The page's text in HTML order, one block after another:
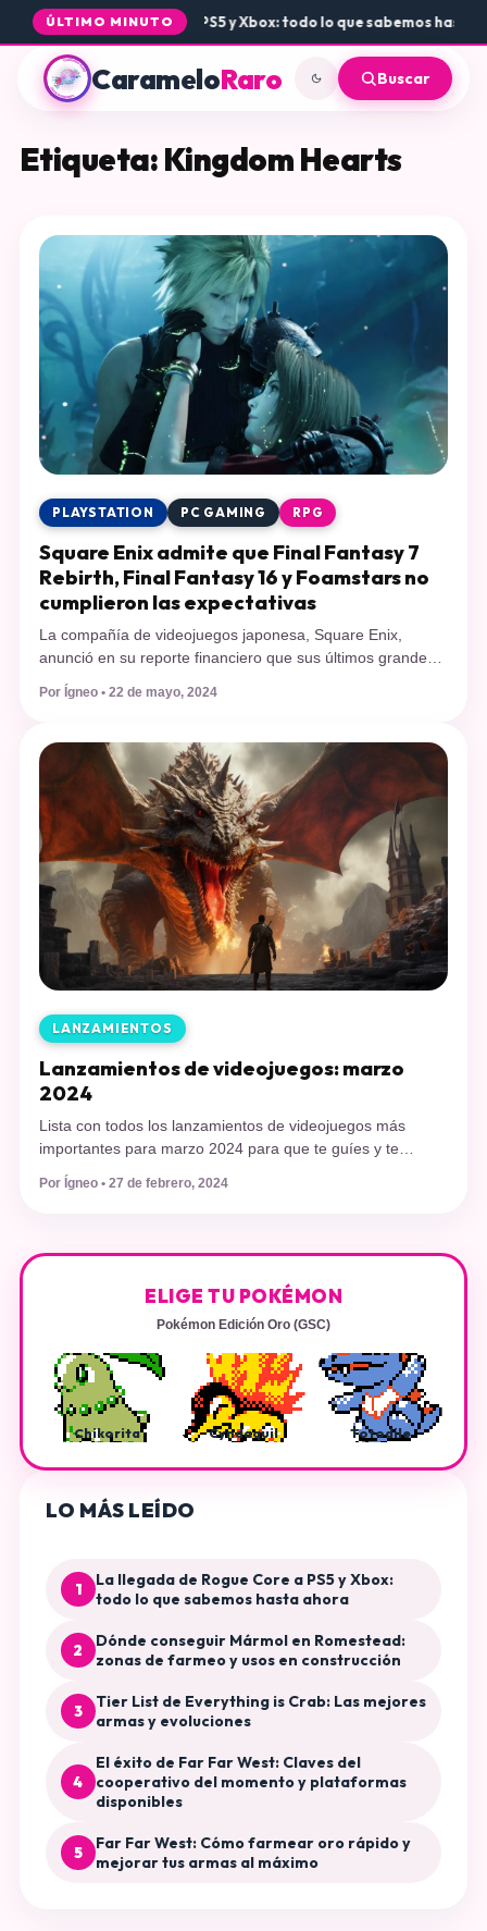
ÚLTIMO MINUTO
de Rogue Core a PS5 y Xbox: todo lo que sabemos hasta
CarameloRaro Buscar
Etiqueta:Kingdom Hearts
PLAYSTATION PC GAMING RPG
Square Enix admite que Final Fantasy 7
Rebirth, Final Fantasy 16 y Foamstars no
cumplieron las expectativas
La compañía de videojuegos japonesa, Square Enix,
anunció en su reporte financiero que sus últimos grandes
títulos lanzados en el último tiempo no han cumplido las
expectativas de ventas y las acciones han sufrido su mayor
buen momento y es que, como reportó Bloomberg, […]
Por Ígneo • 22 de mayo, 2024
LANZAMIENTOS
Lanzamientos de videojuegos: marzo
2024
Lista con todos los lanzamientos de videojuegos más
importantes para marzo 2024 para que te guíes y te
prepares para jugar los que más te llamen la atención.
Luego de un febrero con lanzamientos de videojuegos muy
Grandblue Fantasy […]
Por Ígneo • 27 de febrero, 2024
ELIGE TU POKÉMON
Pokémon Edición Oro (GSC)
Chikorita Cyndaquil Totodile
LO MÁS LEÍDO
1
La llegada de Rogue Core a PS5 y Xbox:
todo lo que sabemos hasta ahora
2
Dónde conseguir Mármol en Romestead:
zonas de farmeo y usos en construcción
3
Tier List de Everything is Crab: Las mejores
armas y evoluciones
4
El éxito de Far Far West: Claves del
cooperativo del momento y plataformas
disponibles
5
Far Far West: Cómo farmear oro rápido y
mejorar tus armas al máximo